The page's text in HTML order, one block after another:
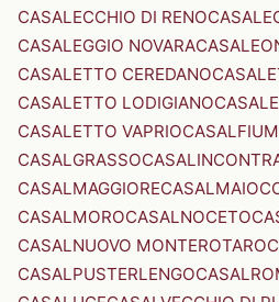
CASALECCHIO DI RENO
CASALEGGIO NOVARA
CASALETTO CEREDANO
CASALETTO LODIGIANO
CASALETTO VAPRIO
CASALGRASSO
CASALMAGGIORE
CASALMOROCASALNOCETO
CASALNUOVO MONTEROTARO
CASALPUSTERLENGO